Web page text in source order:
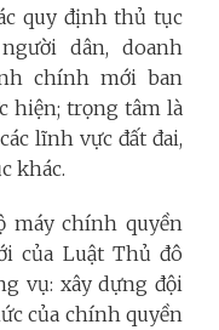
quy định thủ tục
dân, doanh
chính mới ban
hiện; trọng tâm là
lĩnh vực đất đai,
khác.
máy chính quyền
của Luật Thủ đô
vụ: xây dựng đội
của chính quyền